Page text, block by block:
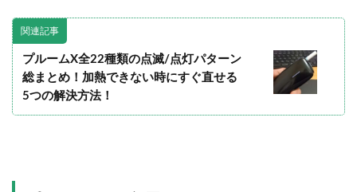
関連記事
プルームX全22種類の点滅/点灯パターン
総まとめ！加熱できない時にすぐ直せる
5つの解決方法！